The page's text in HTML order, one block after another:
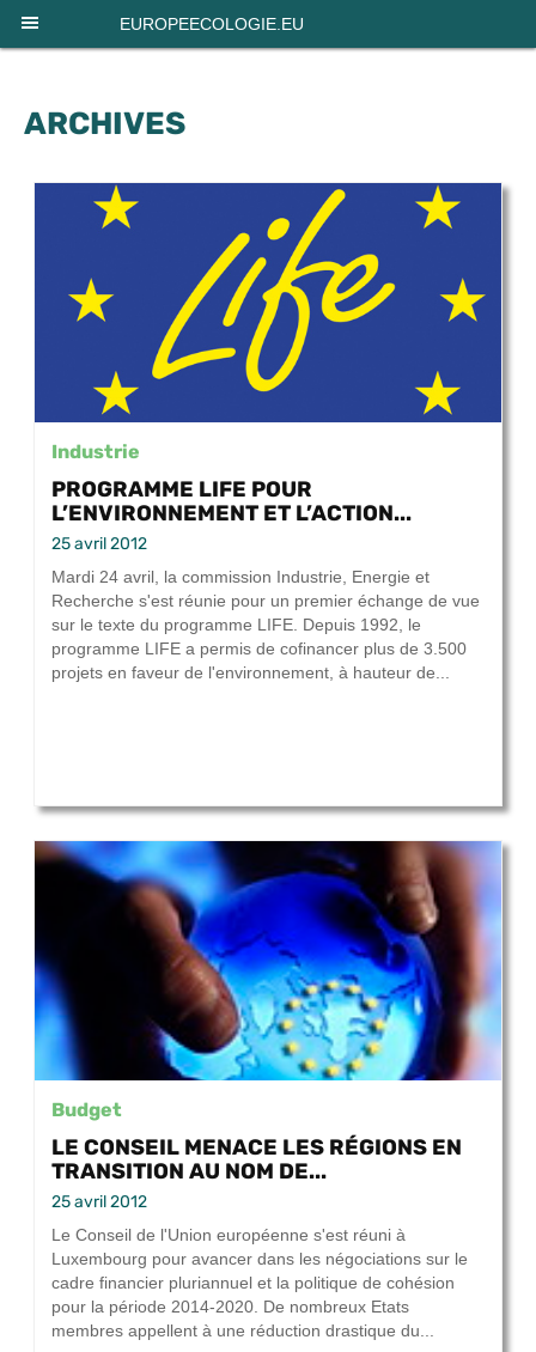
EUROPEECOLOGIE.EU
ARCHIVES
Industrie
PROGRAMME LIFE POUR
L’ENVIRONNEMENT ET L’ACTION...
25 avril 2012
Mardi 24 avril, la commission Industrie, Energie et
Recherche s'est réunie pour un premier échange de vue
sur le texte du programme LIFE. Depuis 1992, le
programme LIFE a permis de cofinancer plus de 3.500
projets en faveur de l'environnement, à hauteur de...
Budget
LE CONSEIL MENACE LES RÉGIONS EN
TRANSITION AU NOM DE...
25 avril 2012
Le Conseil de l'Union européenne s'est réuni à
Luxembourg pour avancer dans les négociations sur le
cadre financier pluriannuel et la politique de cohésion
pour la période 2014-2020. De nombreux Etats
membres appellent à une réduction drastique du...